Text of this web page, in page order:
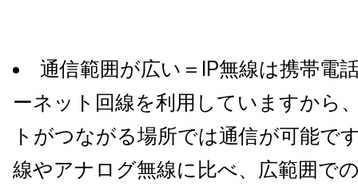
通信範囲が広い＝IP無線は携帯電
ーネット回線を利用していますから
トがつながる場所では通信が可能で
線やアナログ無線に比べ、広範囲で